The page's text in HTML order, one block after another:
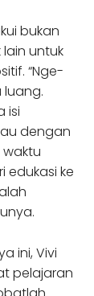
bukan
untuk
“Nge-
isi
dengan
waktu
edukasi ke
ini, Vivi
pelajaran